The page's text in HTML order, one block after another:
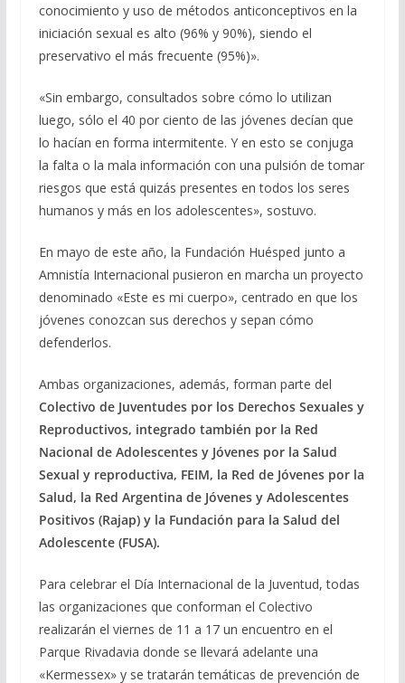
conocimiento y uso de métodos anticonceptivos en la
iniciación sexual es alto (96% y 90%), siendo el
preservativo el más frecuente (95%)».
«Sin embargo, consultados sobre cómo lo utilizan
luego, sólo el 40 por ciento de las jóvenes decían que
lo hacían en forma intermitente. Y en esto se conjuga
la falta o la mala información con una pulsión de tomar
riesgos que está quizás presentes en todos los seres
humanos y más en los adolescentes», sostuvo.
En mayo de este año, la Fundación Huésped junto a
Amnistía Internacional pusieron en marcha un proyecto
denominado «Este es mi cuerpo», centrado en que los
jóvenes conozcan sus derechos y sepan cómo
defenderlos.
Ambas organizaciones, además, forman parte del
Colectivo de Juventudes por los Derechos Sexuales y
Reproductivos, integrado también por la Red
Nacional de Adolescentes y Jóvenes por la Salud
Sexual y reproductiva, FEIM, la Red de Jóvenes por la
Salud, la Red Argentina de Jóvenes y Adolescentes
Positivos (Rajap) y la Fundación para la Salud del
Adolescente (FUSA).
Para celebrar el Día Internacional de la Juventud, todas
las organizaciones que conforman el Colectivo
realizarán el viernes de 11 a 17 un encuentro en el
Parque Rivadavia donde se llevará adelante una
«Kermessex» y se tratarán temáticas de prevención de